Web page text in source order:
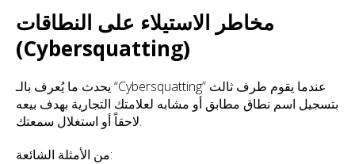
مخاطر الاستيلاء على النطاقات
(Cybersquatting)
يحدث ما يُعرف بالـ “Cybersquatting” عندما يقوم طرف ثالث
بتسجيل اسم نطاق مطابق أو مشابه لعلامتك التجارية بهدف بيعه
لاحقاً أو استغلال سمعتك.
من الأمثلة الشائعة: